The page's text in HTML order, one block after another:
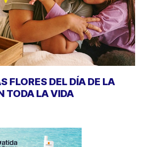
FLORES DEL DÍA DE LA
TODA LA VIDA